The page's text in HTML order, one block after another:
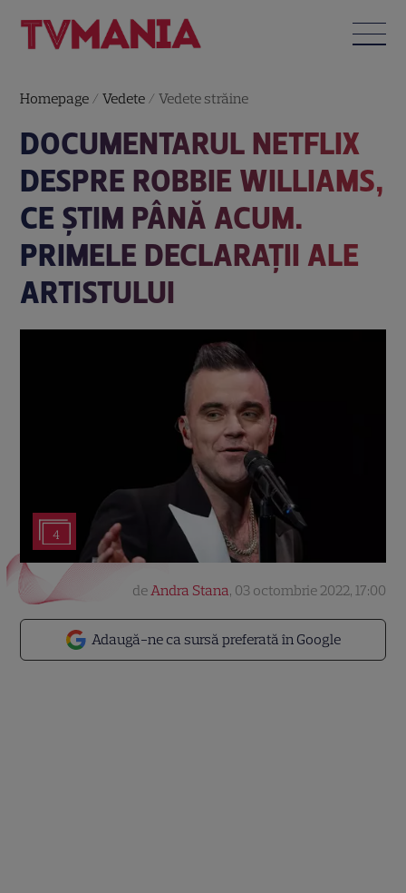
Homepage /Vedete /Vedete străine
DOCUMENTARUL NETFLIX
DESPRE ROBBIE WILLIAMS,
CE ȘTIM PÂNĂ ACUM.
PRIMELE DECLARAȚII ALE
ARTISTULUI
4
Adaugă-ne ca sursă preferată în Google
deAndra Stana, 03 octombrie 2022, 17:00